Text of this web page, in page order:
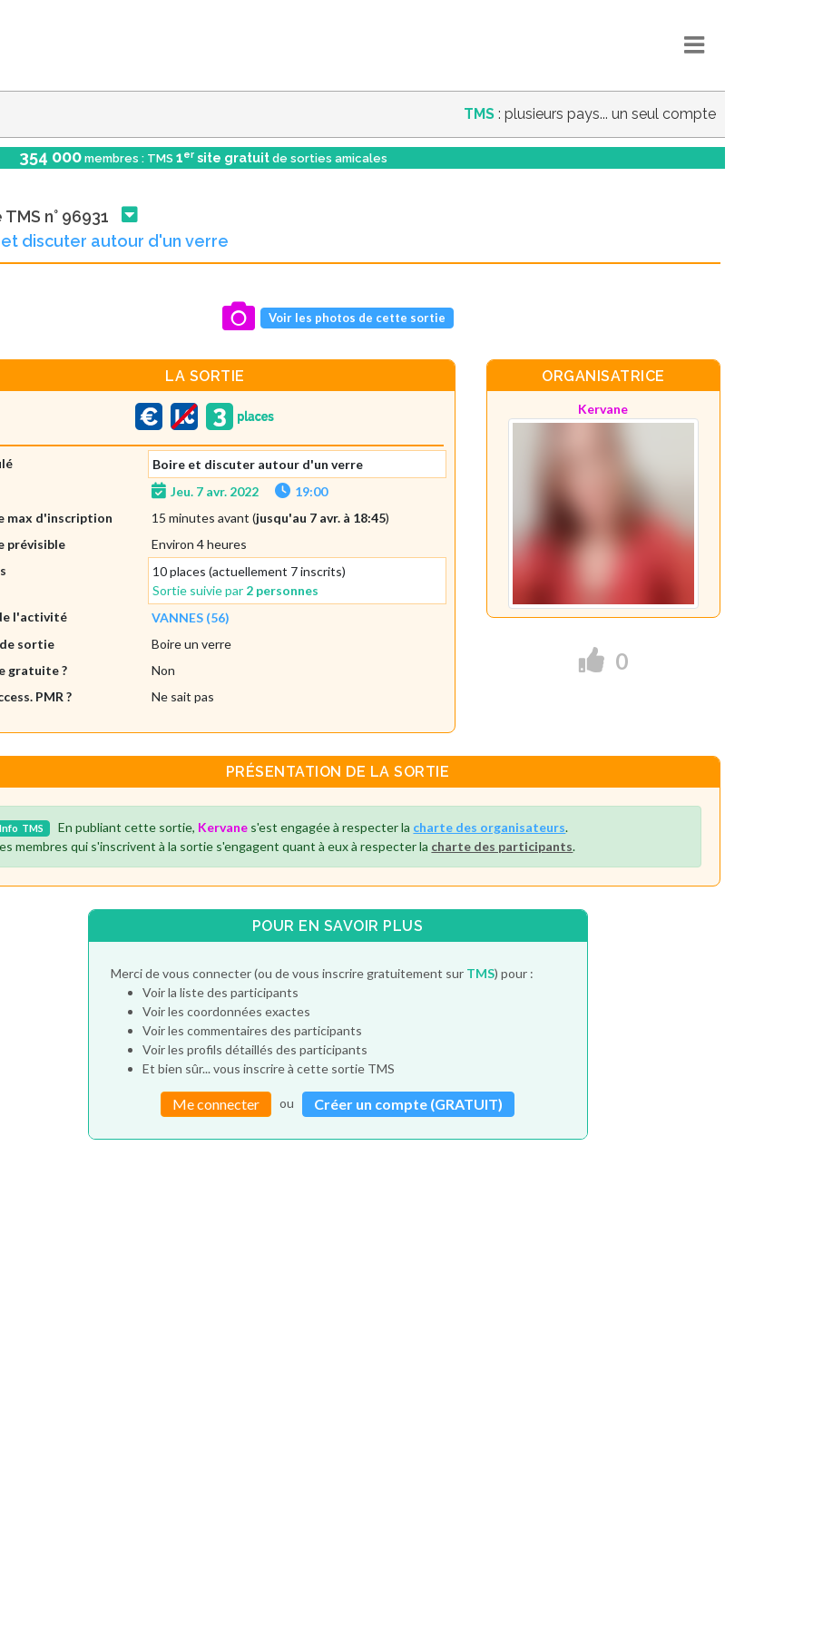
TMS : plusieurs pays... un seul compte
354 000 membres : TMS 1er site gratuit de sorties amicales
n° 96931
discuter autour d'un verre
Voir les photos de cette sortie
LA SORTIE
Boire et discuter autour d'un verre
Jeu. 7 avr. 2022
19:00
max d'inscription
15 minutes avant (jusqu'au 7 avr. à 18:45)
prévisible
Environ 4 heures
10 places (actuellement 7 inscrits)
Sortie suivie par 2 personnes
l'activité
VANNES (56)
sortie
Boire un verre
gratuite ?
Non
PMR ?
Ne sait pas
ORGANISATRICE
Kervane
0
PRÉSENTATION DE LA SORTIE
TMS En publiant cette sortie, Kervane s'est engagée à respecter la charte des organisateurs.
membres qui s'inscrivent à la sortie s'engagent quant à eux à respecter la charte des participants.
POUR EN SAVOIR PLUS
Merci de vous connecter (ou de vous inscrire gratuitement sur TMS) pour :
Voir la liste des participants
Voir les coordonnées exactes
Voir les commentaires des participants
Voir les profils détaillés des participants
Et bien sûr... vous inscrire à cette sortie TMS
Me connecter ou Créer un compte (GRATUIT)